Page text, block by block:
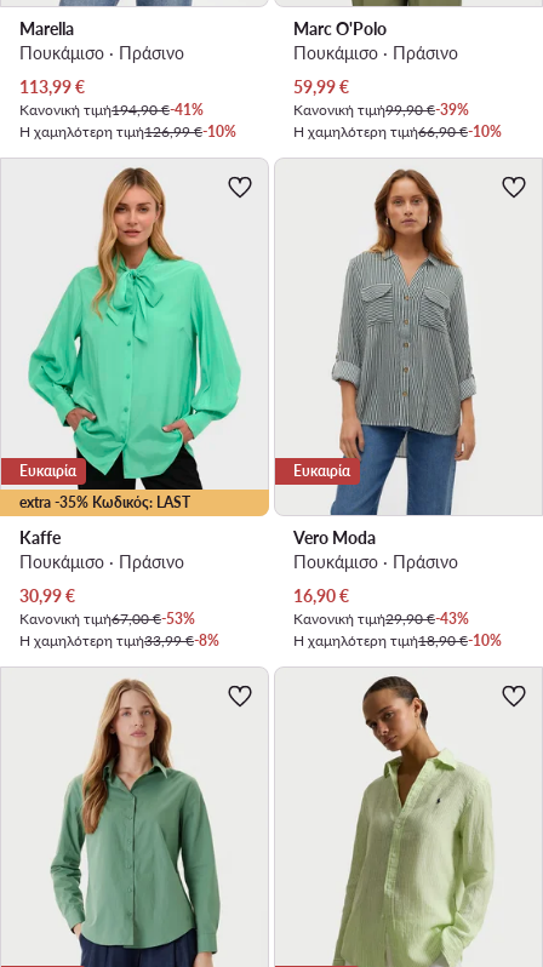
Marella
Πουκάμισο · Πράσινο
Τρέχουσα τιμή
113,99€
Κανονική τιμή194,90 €-41%
Η χαμηλότερη τιμή126,99 €-10%
Marc O'Polo
Πουκάμισο · Πράσινο
Τρέχουσα τιμή
59,99€
Κανονική τιμή99,90 €-39%
Η χαμηλότερη τιμή66,90 €-10%
extra -35% Κωδικός: LAST
Ευκαιρία
Kaffe
Πουκάμισο · Πράσινο
Τρέχουσα τιμή
30,99€
Κανονική τιμή67,00 €-53%
Η χαμηλότερη τιμή33,99 €-8%
Ευκαιρία
Vero Moda
Πουκάμισο · Πράσινο
Τρέχουσα τιμή
16,90€
Κανονική τιμή29,90 €-43%
Η χαμηλότερη τιμή18,90 €-10%